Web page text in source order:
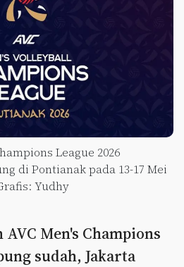
League 2026
di Pontianak pada 13-17 Mei
Yudhy
AVC Men's Champions
sudah, Jakarta